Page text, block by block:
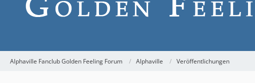
Alphaville Fanclub Golden Feeling Forum Alphaville Veröffentlichungen